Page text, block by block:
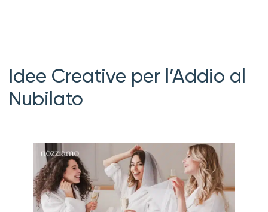
Idee Creative per l’Addio al
Nubilato